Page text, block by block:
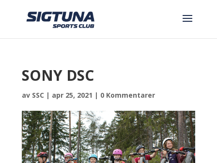
SONY DSC
av SSC | apr 25, 2021 | 0 Kommentarer